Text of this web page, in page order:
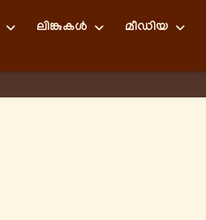
ലിങ്കുകള്‍ മീഡിയ